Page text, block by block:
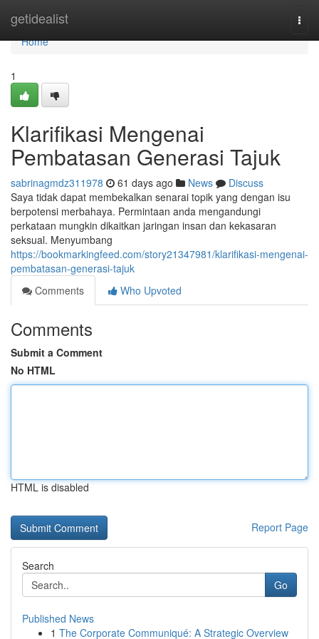
getidealist
Home
Home
1
Klarifikasi Mengenai
Pembatasan Generasi Tajuk
sabrinagmdz311978 61 days ago News
Discuss
Saya tidak dapat membekalkan senarai topik yang dengan isu
berpotensi merbahaya. Permintaan anda mengandungi
perkataan mungkin dikaitkan jaringan insan dan kekasaran
seksual. Menyumbang
https://bookmarkingfeed.com/story21347981/klarifikasi-mengenai-
pembatasan-generasi-tajuk
Comments
Who Upvoted
Comments
Submit a Comment
No HTML
HTML is disabled
Report Page
Search
Go
Published News
1 The Corporate Communiqué: A Strategic Overview